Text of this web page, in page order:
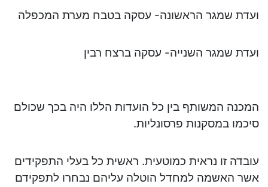
ועדת שמגר הראשונה- עסקה בטבח מערת המכפלה
ועדת שמגר השנייה- עסקה ברצח רבין
המכנה המשותף בין כל הועדות הללו היה בכך שכולם
סיכמו במסקנות פרסונליות.
עובדה זו נראית כמוטעית. ראשית כל בעלי התפקידים
אשר האשמה למחדל הוטלה עליהם נבחרו לתפקידם